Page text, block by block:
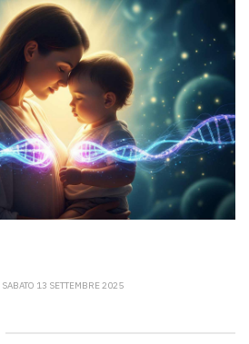
SABATO 13 SETTEMBRE 2025